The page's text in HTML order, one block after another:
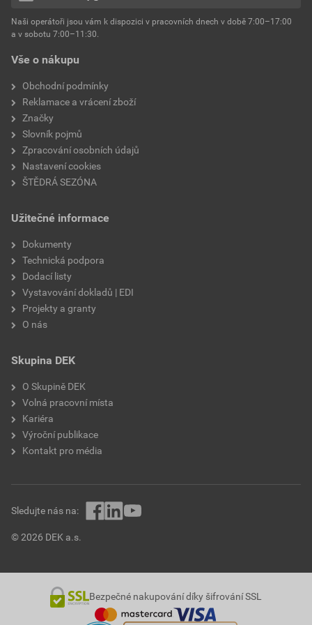
Environmentální prohlášení výrobku
Stáhnout
Velikost
hmotnost 25 kg
typ výrobku
faktor difuzního odporu
Vše o nákupu
Obchodní podmínky
Reklamace a vrácení zboží
Značky
Slovník pojmů
Zpracování osobních údajů
Nastavení cookies
ŠTĚDRÁ SEZÓNA
Užitečné informace
Dokumenty
Technická podpora
Dodací listy
Vystavování dokladů | EDI
Projekty a granty
O nás
Skupina DEK
O Skupině DEK
Volná pracovní místa
Kariéra
Výroční publikace
Kontakt pro média
Naši operátoři jsou vám k dispozici v pracovních dnech v době 7:00–17:00
a v sobotu 7:00–11:30.
© 2026 DEK a.s.
Sledujte nás na:
Bezpečné nakupování díky šifrování SSL